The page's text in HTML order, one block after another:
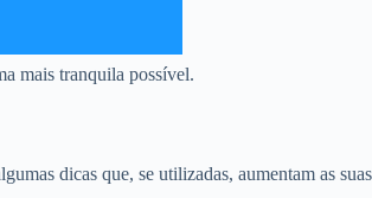
mais tranquila possível.
dicas que, se utilizadas, aumentam as suas